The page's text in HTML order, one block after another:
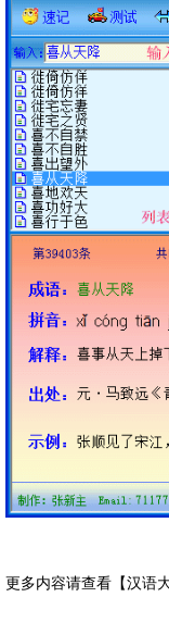
更多内容请查看【汉语